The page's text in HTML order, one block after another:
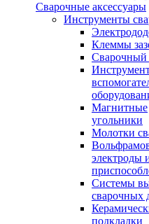
Сварочные аксессуары
Инструменты
Клеммы
Сварочный
Магнитные
угольники
Молотки
электроды
Системы
сварочных
подкладки